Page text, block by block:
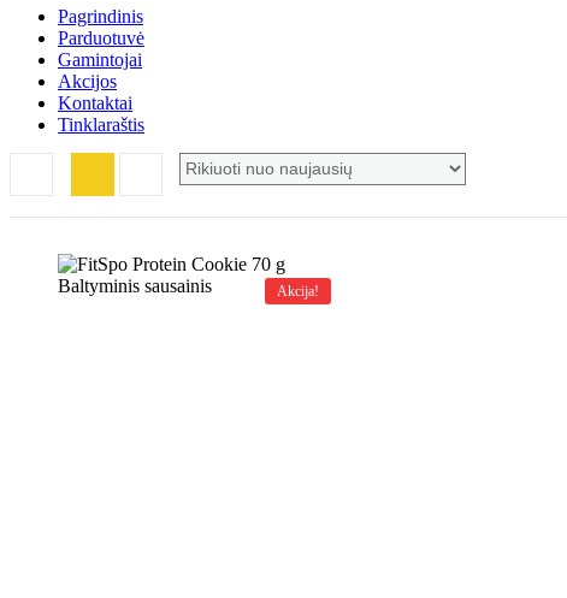
Pagrindinis
Parduotuvė
Gamintojai
Akcijos
Kontaktai
Tinklaraštis
Akcija!